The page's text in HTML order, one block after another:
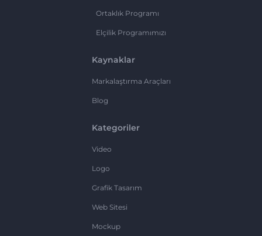
Ortaklık Programı
Elçilik Programımızı
Kaynaklar
Markalaştırma Araçları
Blog
Kategoriler
Video
Logo
Grafik Tasarım
Web Sitesi
Mockup